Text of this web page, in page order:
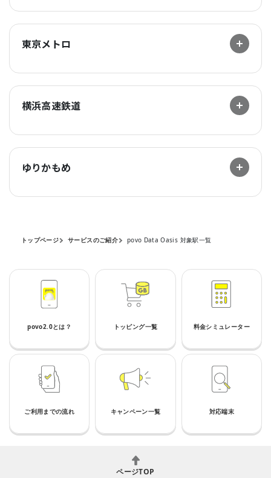
東京メトロ
横浜高速鉄道
ゆりかもめ
トップページ サービスのご紹介 povo Data Oasis 対象駅一覧
povo2.0とは？ トッピング一覧 料金シミュレーター
ご利用までの流れ キャンペーン一覧 対応端末
ページTOP